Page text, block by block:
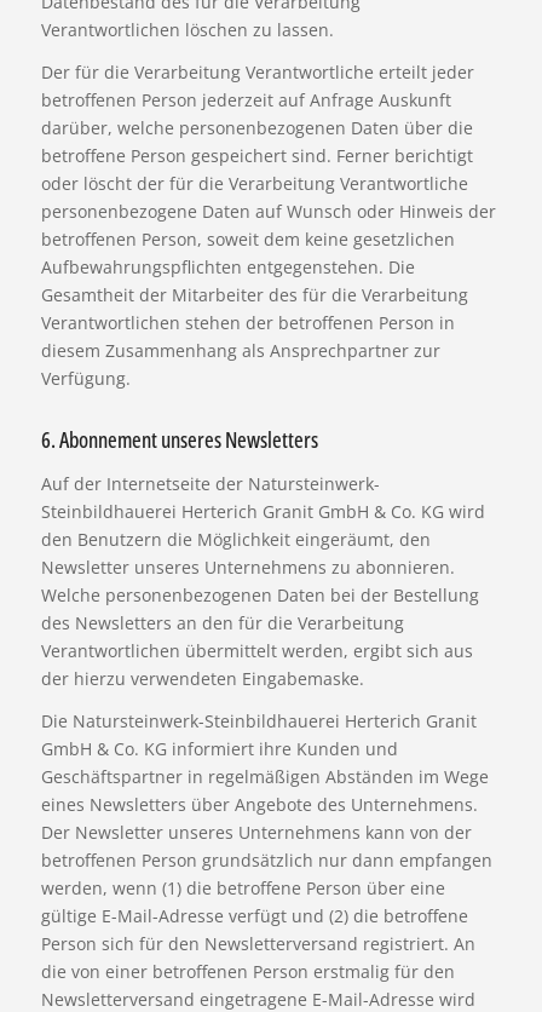
Verantwortlichen löschen zu lassen.
Der für die Verarbeitung Verantwortliche erteilt jeder
betroffenen Person jederzeit auf Anfrage Auskunft
darüber, welche personenbezogenen Daten über die
betroffene Person gespeichert sind. Ferner berichtigt
oder löscht der für die Verarbeitung Verantwortliche
personenbezogene Daten auf Wunsch oder Hinweis der
betroffenen Person, soweit dem keine gesetzlichen
Aufbewahrungspflichten entgegenstehen. Die
Gesamtheit der Mitarbeiter des für die Verarbeitung
Verantwortlichen stehen der betroffenen Person in
diesem Zusammenhang als Ansprechpartner zur
Verfügung.
6. Abonnement unseres Newsletters
Auf der Internetseite der Natursteinwerk-
Steinbildhauerei Herterich Granit GmbH & Co. KG wird
den Benutzern die Möglichkeit eingeräumt, den
Newsletter unseres Unternehmens zu abonnieren.
Welche personenbezogenen Daten bei der Bestellung
des Newsletters an den für die Verarbeitung
Verantwortlichen übermittelt werden, ergibt sich aus
der hierzu verwendeten Eingabemaske.
Die Natursteinwerk-Steinbildhauerei Herterich Granit
GmbH & Co. KG informiert ihre Kunden und
Geschäftspartner in regelmäßigen Abständen im Wege
eines Newsletters über Angebote des Unternehmens.
Der Newsletter unseres Unternehmens kann von der
betroffenen Person grundsätzlich nur dann empfangen
werden, wenn (1) die betroffene Person über eine
gültige E-Mail-Adresse verfügt und (2) die betroffene
Person sich für den Newsletterversand registriert. An
die von einer betroffenen Person erstmalig für den
Newsletterversand eingetragene E-Mail-Adresse wird